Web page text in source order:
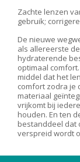
Zachte lenzen
gebruik;
De nieuwe
als allereerste
hydraterende
optimaal
middel dat het
comfort zodra je
materiaal
vrijkomt bij
houden. En ten
bestanddeel dat
verspreid wordt